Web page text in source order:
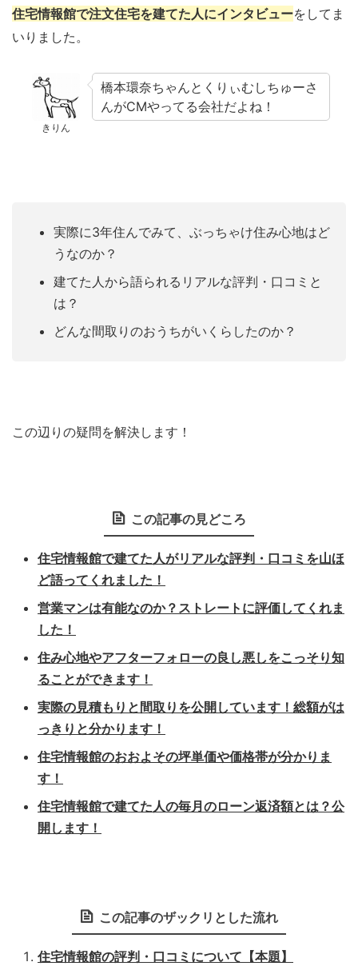
住宅情報館で注文住宅を建てた人にインタビューをしてま
いりました。
きりん
橋本環奈ちゃんとくりぃむしちゅーさ
んがCMやってる会社だよね！
実際に3年住んでみて、ぶっちゃけ住み心地はど
うなのか？
建てた人から語られるリアルな評判・口コミと
は？
どんな間取りのおうちがいくらしたのか？
この辺りの疑問を解決します！
この記事の見どころ
住宅情報館で建てた人がリアルな評判・口コミを山ほ
ど語ってくれました！
営業マンは有能なのか？ストレートに評価してくれま
した！
住み心地やアフターフォローの良し悪しをこっそり知
ることができます！
実際の見積もりと間取りを公開しています！総額がは
っきりと分かります！
住宅情報館のおおよその坪単価や価格帯が分かりま
す！
住宅情報館で建てた人の毎月のローン返済額とは？公
開します！
この記事のザックリとした流れ
住宅情報館の評判・口コミについて【本題】